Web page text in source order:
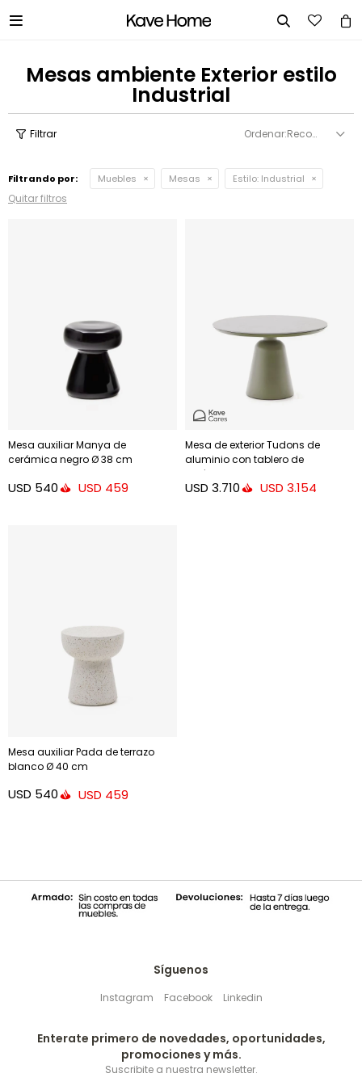
 
Mesas ambiente Exterior estilo
Industrial
Recomendados
Filtrando por: Muebles Mesas Estilo: Industrial
Quitar filtros
Mesa auxiliar Manya de
cerámica negro Ø 38 cm
USD 540 USD 459
Mesa de exterior Tudons de
aluminio con tablero de
cerámica verde, Ø120 cm
USD 3.710 USD 3.154
Mesa auxiliar Pada de terrazo
blanco Ø 40 cm
USD 540 USD 459
Síguenos
Instagram Facebook Linkedin
Enterate primero de novedades, oportunidades,
promociones y más.
Suscribite a nuestra newsletter.